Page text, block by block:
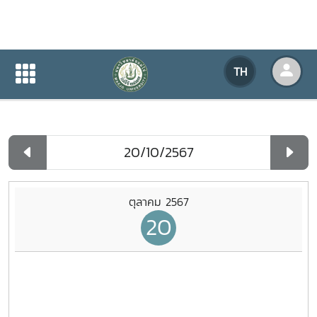
TH
ปฏิทินกิจกรรมของหน่วยงาน
ปฏิทินกิจกรรมของหน่วยงาน
ตุลาคม 2567
20